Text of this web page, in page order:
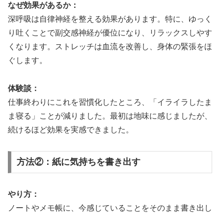
なぜ効果があるか：
深呼吸は自律神経を整える効果があります。特に、ゆっく
り吐くことで副交感神経が優位になり、リラックスしやす
くなります。ストレッチは血流を改善し、身体の緊張をほ
ぐします。
体験談：
仕事終わりにこれを習慣化したところ、「イライラしたま
ま寝る」ことが減りました。最初は地味に感じましたが、
続けるほど効果を実感できました。
方法②：紙に気持ちを書き出す
やり方：
ノートやメモ帳に、今感じていることをそのまま書き出し